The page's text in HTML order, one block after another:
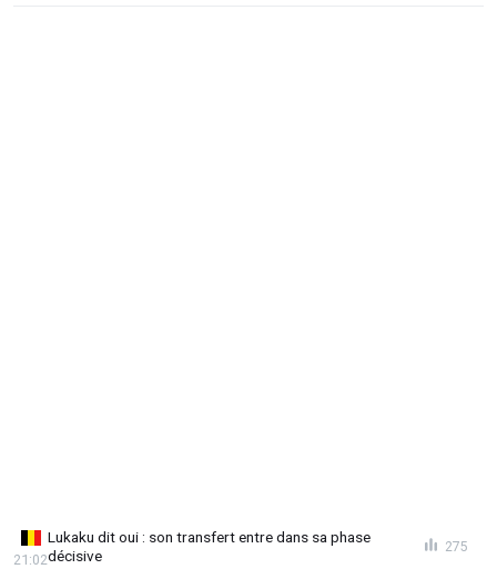
Lukaku dit oui : son transfert entre dans sa phase
décisive
21:02
275